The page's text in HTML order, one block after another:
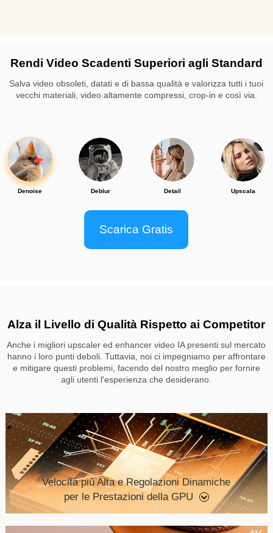
Rendi Video Scadenti Superiori agli Standard
Salva video obsoleti, datati e di bassa qualità e valorizza tutti i tuoi
vecchi materiali, video altamente compressi, crop-in e così via.
Da Chris Hardy:
Subito, puoi vedere immediatamente che abbiamo
aumentato la risoluzione ed è molto più chiaro.
più e comunque molto più nitide.
Guarda la recensione video dello Youtuber.
Scarica Gratis
Alza il Livello di Qualità Rispetto ai Competitor
Anche i migliori upscaler ed enhancer video IA presenti sul mercato
hanno i loro punti deboli. Tuttavia, noi ci impegniamo per affrontare
e mitigare questi problemi, facendo del nostro meglio per fornire
agli utenti l'esperienza che desiderano.
Velocità più Alta e Regolazioni Dinamiche
per le Prestazioni della GPU